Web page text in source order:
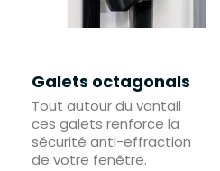
Galets octagonals
Tout autour du vantail
ces galets renforce la
sécurité anti-effraction
de votre fenêtre.